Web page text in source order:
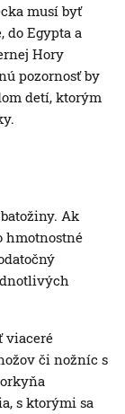
musí byť
do Egypta a
Hory
pozornosť by
detí, ktorým
Ak
hmotnostné
viaceré
či nožníc s
s ktorými sa